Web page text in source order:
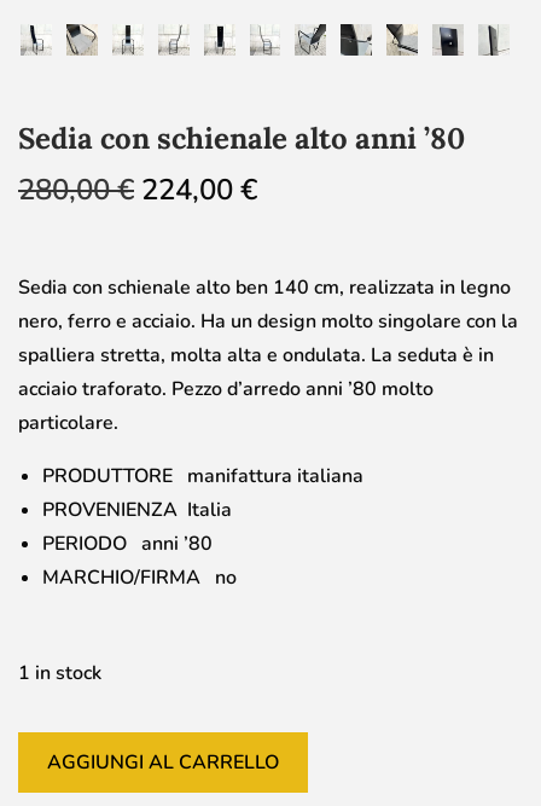
Sedia con schienale alto anni ’80
280,00€ 224,00€
Sedia con schienale alto ben 140 cm, realizzata in legno
nero, ferro e acciaio. Ha un design molto singolare con la
spalliera stretta, molta alta e ondulata. La seduta è in
acciaio traforato. Pezzo d’arredo anni ’80 molto
particolare.
PRODUTTORE manifattura italiana
PROVENIENZA Italia
PERIODO anni ’80
MARCHIO/FIRMA no
1 in stock
AGGIUNGI AL CARRELLO